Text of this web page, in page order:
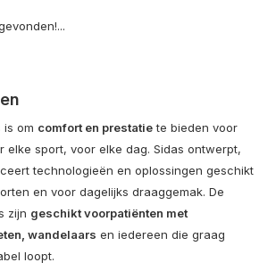
is om comfort en prestatiete bieden voor
elke sport, voor elke dag. Sidas ontwerpt,
technologieën en oplossingen geschikt
en voor dagelijks draaggemak. De
zijn geschikt voorpatiënten met
wandelaars en iedereen die graag
loopt.